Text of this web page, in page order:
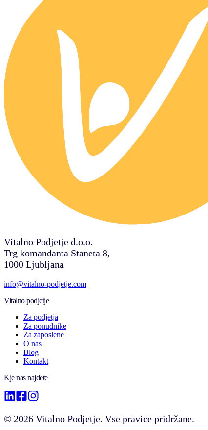
Vitalno Podjetje d.o.o.
Trg komandanta Staneta 8,
1000 Ljubljana
info@vitalno-podjetje.com
Vitalno podjetje
Za podjetja
Za ponudnike
Za zaposlene
O nas
Blog
Kontakt
Kje nas najdete
© 2026 Vitalno Podjetje. Vse pravice pridržane.